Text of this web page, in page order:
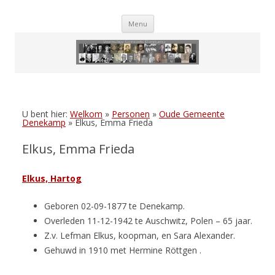
Menu Skip
U bent hier: Welkom » Personen » Oude Gemeente
Denekamp »Elkus, Emma Frieda
Elkus, Emma Frieda
Elkus, Hartog
Geboren 02-09-1877 te Denekamp.
Overleden 11-12-1942 te Auschwitz, Polen – 65 jaar.
Z.v. Lefman Elkus, koopman, en Sara Alexander.
Gehuwd in 1910 met Hermine Röttgen .